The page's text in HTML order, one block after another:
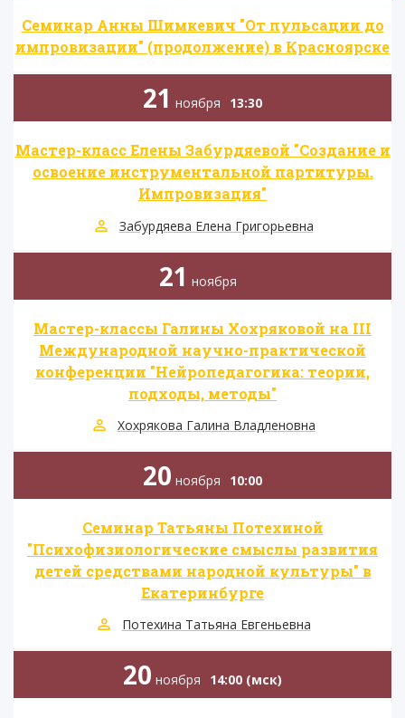
Семинар Анны Шимкевич "От пульсации до
импровизации" (продолжение) в Красноярске
21 ноября 13:30
Мастер-класс Елены Забурдяевой "Создание и
освоение инструментальной партитуры.
Импровизация"
Забурдяева Елена Григорьевна
21 ноября
Мастер-классы Галины Хохряковой на III
Международной научно-практической
конференции "Нейропедагогика: теории,
подходы, методы"
Хохрякова Галина Владленовна
20 ноября 10:00
Семинар Татьяны Потехиной
"Психофизиологические смыслы развития
детей средствами народной культуры" в
Екатеринбурге
Потехина Татьяна Евгеньевна
20 ноября 14:00 (мск)